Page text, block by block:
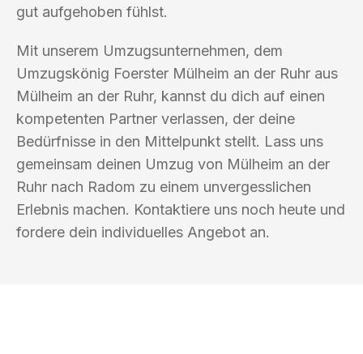
gut aufgehoben fühlst.
Mit unserem Umzugsunternehmen, dem
Umzugskönig Foerster Mülheim an der Ruhr aus
Mülheim an der Ruhr, kannst du dich auf einen
kompetenten Partner verlassen, der deine
Bedürfnisse in den Mittelpunkt stellt. Lass uns
gemeinsam deinen Umzug von Mülheim an der
Ruhr nach Radom zu einem unvergesslichen
Erlebnis machen. Kontaktiere uns noch heute und
fordere dein individuelles Angebot an.